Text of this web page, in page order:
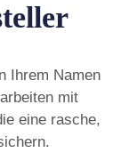
Ihrem Namen
mit
eine rasche,